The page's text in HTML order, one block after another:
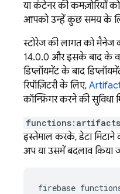
या कंटेनर की कमज़ोरियों
आपको उन्हें कुछ समय के
स्टोरेज की लागत को मैनेज
14.0.0 और इसके बाद के
डिप्लॉयमेंट के बाद
रिपॉज़िटरी के लिए,
कॉन्फ़िगर करने की सुविधा
इस्तेमाल करके, डेटा
अप या उसमें बदलाव किया
firebase